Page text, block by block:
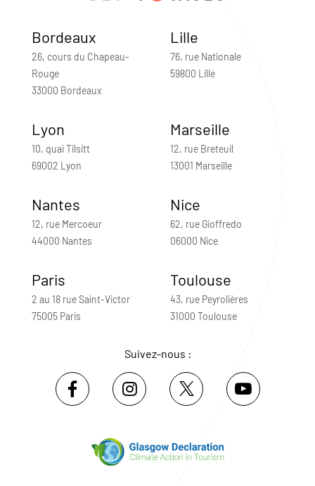
Bordeaux
26, cours du Chapeau-
Rouge
33000 Bordeaux
Lille
76, rue Nationale
59800 Lille
Lyon
10, quai Tilsitt
69002 Lyon
Marseille
12, rue Breteuil
13001 Marseille
Nantes
12, rue Mercoeur
44000 Nantes
Nice
62, rue Gioffredo
06000 Nice
Paris
2 au 18 rue Saint-Victor
75005 Paris
Toulouse
43, rue Peyrolières
31000 Toulouse
Suivez-nous :